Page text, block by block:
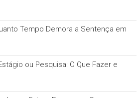
Tempo Demora a Sentença em
ou Pesquisa: O Que Fazer e